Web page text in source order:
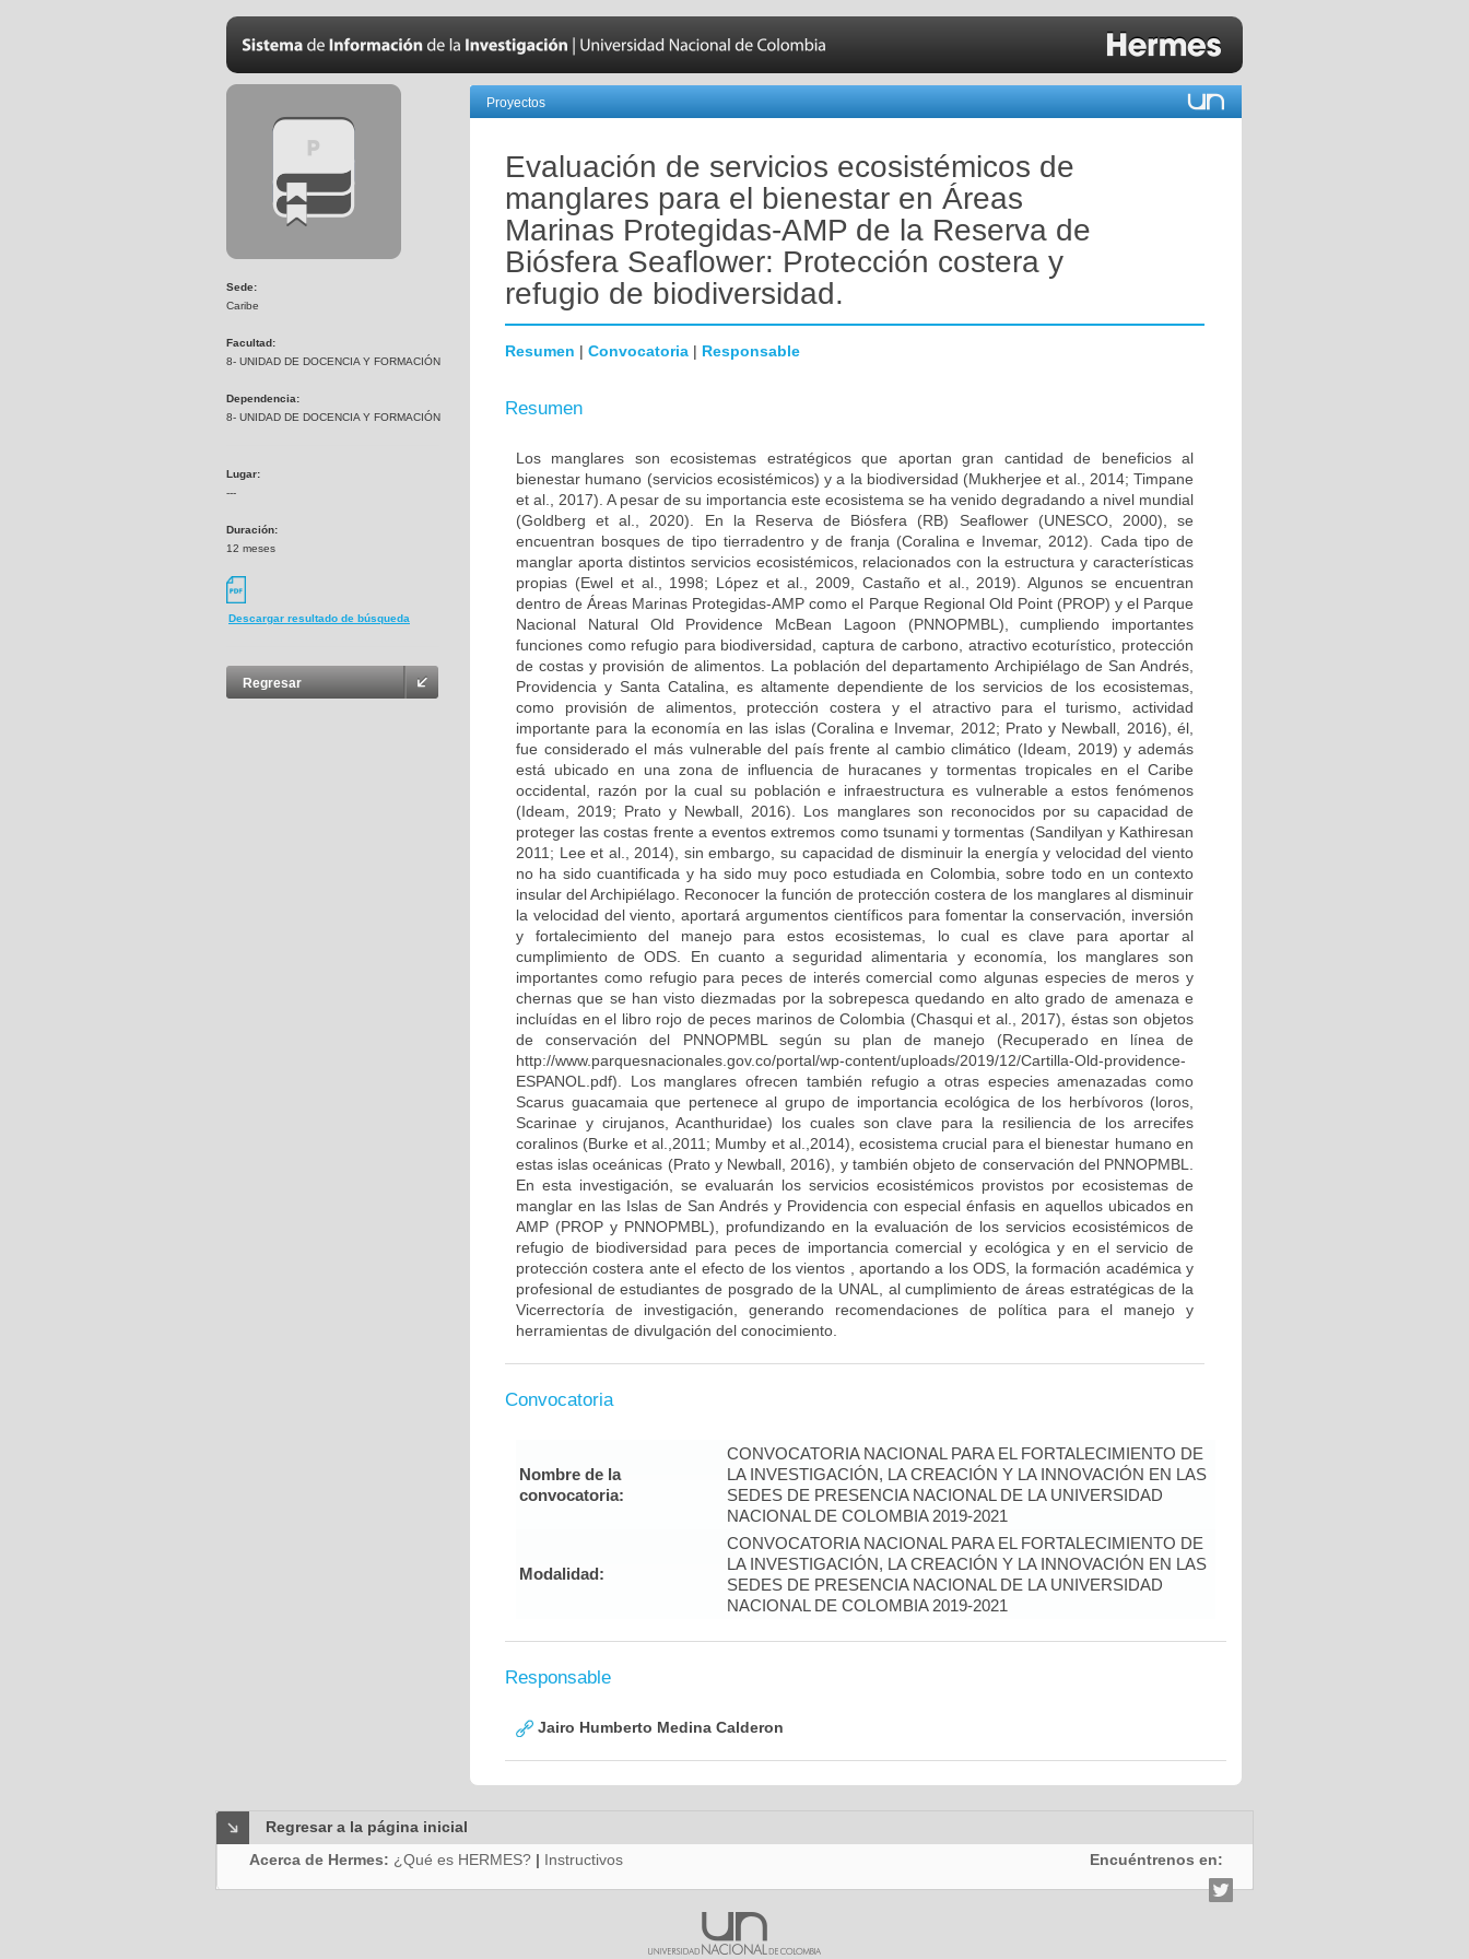
Sede:
Caribe
Facultad:
8- UNIDAD DE DOCENCIA Y FORMACIÓN
Dependencia:
8- UNIDAD DE DOCENCIA Y FORMACIÓN
Lugar:
---
Duración:
12 meses
Descargar resultado de búsqueda
Regresar
Proyectos
Evaluación de servicios ecosistémicos de
manglares para el bienestar en Áreas
Marinas Protegidas-AMP de la Reserva de
Biósfera Seaflower: Protección costera y
refugio de biodiversidad.
Resumen | Convocatoria | Responsable
Resumen
Los manglares son ecosistemas estratégicos que aportan gran cantidad de beneficios al
bienestar humano (servicios ecosistémicos) y a la biodiversidad (Mukherjee et al., 2014; Timpane
et al., 2017). A pesar de su importancia este ecosistema se ha venido degradando a nivel mundial
(Goldberg et al., 2020). En la Reserva de Biósfera (RB) Seaflower (UNESCO, 2000), se
encuentran bosques de tipo tierradentro y de franja (Coralina e Invemar, 2012). Cada tipo de
manglar aporta distintos servicios ecosistémicos, relacionados con la estructura y características
propias (Ewel et al., 1998; López et al., 2009, Castaño et al., 2019). Algunos se encuentran
dentro de Áreas Marinas Protegidas-AMP como el Parque Regional Old Point (PROP) y el Parque
Nacional Natural Old Providence McBean Lagoon (PNNOPMBL), cumpliendo importantes
funciones como refugio para biodiversidad, captura de carbono, atractivo ecoturístico, protección
de costas y provisión de alimentos. La población del departamento Archipiélago de San Andrés,
Providencia y Santa Catalina, es altamente dependiente de los servicios de los ecosistemas,
como provisión de alimentos, protección costera y el atractivo para el turismo, actividad
importante para la economía en las islas (Coralina e Invemar, 2012; Prato y Newball, 2016), él,
fue considerado el más vulnerable del país frente al cambio climático (Ideam, 2019) y además
está ubicado en una zona de influencia de huracanes y tormentas tropicales en el Caribe
occidental, razón por la cual su población e infraestructura es vulnerable a estos fenómenos
(Ideam, 2019; Prato y Newball, 2016). Los manglares son reconocidos por su capacidad de
proteger las costas frente a eventos extremos como tsunami y tormentas (Sandilyan y Kathiresan
2011; Lee et al., 2014), sin embargo, su capacidad de disminuir la energía y velocidad del viento
no ha sido cuantificada y ha sido muy poco estudiada en Colombia, sobre todo en un contexto
insular del Archipiélago. Reconocer la función de protección costera de los manglares al disminuir
la velocidad del viento, aportará argumentos científicos para fomentar la conservación, inversión
y fortalecimiento del manejo para estos ecosistemas, lo cual es clave para aportar al
cumplimiento de ODS. En cuanto a seguridad alimentaria y economía, los manglares son
importantes como refugio para peces de interés comercial como algunas especies de meros y
chernas que se han visto diezmadas por la sobrepesca quedando en alto grado de amenaza e
incluídas en el libro rojo de peces marinos de Colombia (Chasqui et al., 2017), éstas son objetos
de conservación del PNNOPMBL según su plan de manejo (Recuperado en línea de
http://www.parquesnacionales.gov.co/portal/wp-content/uploads/2019/12/Cartilla-Old-providence-
ESPANOL.pdf). Los manglares ofrecen también refugio a otras especies amenazadas como
Scarus guacamaia que pertenece al grupo de importancia ecológica de los herbívoros (loros,
Scarinae y cirujanos, Acanthuridae) los cuales son clave para la resiliencia de los arrecifes
coralinos (Burke et al.,2011; Mumby et al.,2014), ecosistema crucial para el bienestar humano en
estas islas oceánicas (Prato y Newball, 2016), y también objeto de conservación del PNNOPMBL.
En esta investigación, se evaluarán los servicios ecosistémicos provistos por ecosistemas de
manglar en las Islas de San Andrés y Providencia con especial énfasis en aquellos ubicados en
AMP (PROP y PNNOPMBL), profundizando en la evaluación de los servicios ecosistémicos de
refugio de biodiversidad para peces de importancia comercial y ecológica y en el servicio de
protección costera ante el efecto de los vientos , aportando a los ODS, la formación académica y
profesional de estudiantes de posgrado de la UNAL, al cumplimiento de áreas estratégicas de la
Vicerrectoría de investigación, generando recomendaciones de política para el manejo y
herramientas de divulgación del conocimiento.
Convocatoria
Nombre de la
convocatoria:
CONVOCATORIA NACIONAL PARA EL FORTALECIMIENTO DE
LA INVESTIGACIÓN, LA CREACIÓN Y LA INNOVACIÓN EN LAS
SEDES DE PRESENCIA NACIONAL DE LA UNIVERSIDAD
NACIONAL DE COLOMBIA 2019-2021
Modalidad:
CONVOCATORIA NACIONAL PARA EL FORTALECIMIENTO DE
LA INVESTIGACIÓN, LA CREACIÓN Y LA INNOVACIÓN EN LAS
SEDES DE PRESENCIA NACIONAL DE LA UNIVERSIDAD
NACIONAL DE COLOMBIA 2019-2021
Responsable
Jairo Humberto Medina Calderon
Regresar a la página inicial
Acerca de Hermes: ¿Qué es HERMES? | Instructivos Encuéntrenos en: